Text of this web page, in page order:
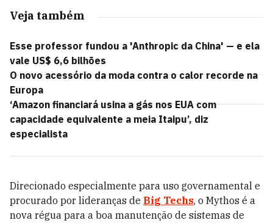
Veja também
Esse professor fundou a 'Anthropic da China' — e ela
vale US$ 6,6 bilhões
O novo acessório da moda contra o calor recorde na
Europa
‘Amazon financiará usina a gás nos EUA com
capacidade equivalente a meia Itaipu’, diz
especialista
Direcionado especialmente para uso governamental e
procurado por lideranças de Big Techs, o Mythos é a
nova régua para a boa manutenção de sistemas de